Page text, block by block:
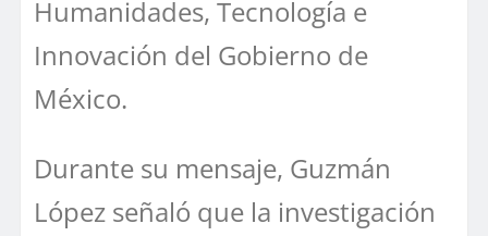
Humanidades, Tecnología e
Innovación del Gobierno de
México.
Durante su mensaje, Guzmán
López señaló que la investigación